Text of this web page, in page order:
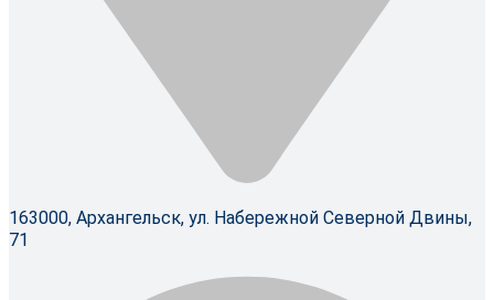
163000, Архангельск, ул. Набережной Северной Двины,
71